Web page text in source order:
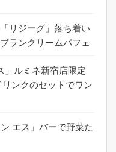
リジーグ」落ち着い
ランクリームパフェ
」ルミネ新宿店限定
ンクのセットでワン
エス」バーで野菜た